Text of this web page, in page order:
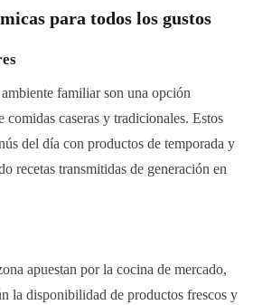
para todos los gustos
familiar son una opción
comidas caseras y tradicionales. Estos
del día con productos de temporada y
recetas transmitidas de generación en
apuestan por la cocina de mercado,
la disponibilidad de productos frescos y